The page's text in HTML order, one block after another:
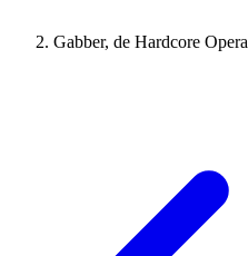
Gabber, de Hardcore Opera